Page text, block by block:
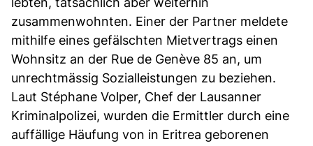
zusammenwohnten. Einer der Partner meldete
mithilfe eines gefälschten Mietvertrags einen
Wohnsitz an der Rue de Genève 85 an, um
unrechtmässig Sozialleistungen zu beziehen.
Laut Stéphane Volper, Chef der Lausanner
Kriminalpolizei, wurden die Ermittler durch eine
auffällige Häufung von in Eritrea geborenen